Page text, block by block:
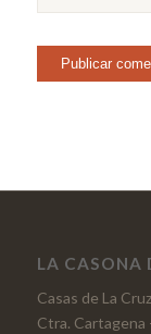
LA CASONA
Casas de La
Ctra. Cartagena